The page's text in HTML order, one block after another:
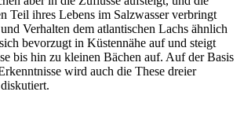
Teil ihres Lebens im Salzwasser verbringt
Verhalten dem atlantischen Lachs ähnlich
bevorzugt in Küstennähe auf und steigt
bis hin zu kleinen Bächen auf. Auf der Basis
wird auch die These dreier